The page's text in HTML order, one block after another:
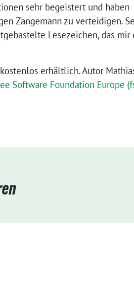
sehr begeistert und haben
Zangemann zu verteidigen.
Lesezeichen, das mir
erhältlich. Autor
Software Foundation Europe